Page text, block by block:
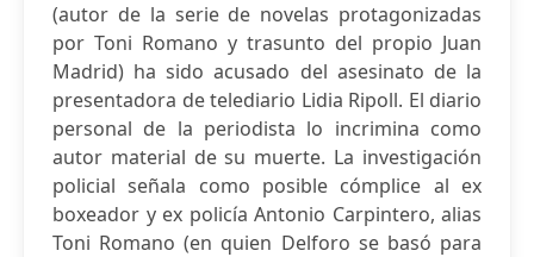
(autor de la serie de novelas protagonizadas
por Toni Romano y trasunto del propio Juan
Madrid) ha sido acusado del asesinato de la
presentadora de telediario Lidia Ripoll. El diario
personal de la periodista lo incrimina como
autor material de su muerte. La investigación
policial señala como posible cómplice al ex
boxeador y ex policía Antonio Carpintero, alias
Toni Romano (en quien Delforo se basó para